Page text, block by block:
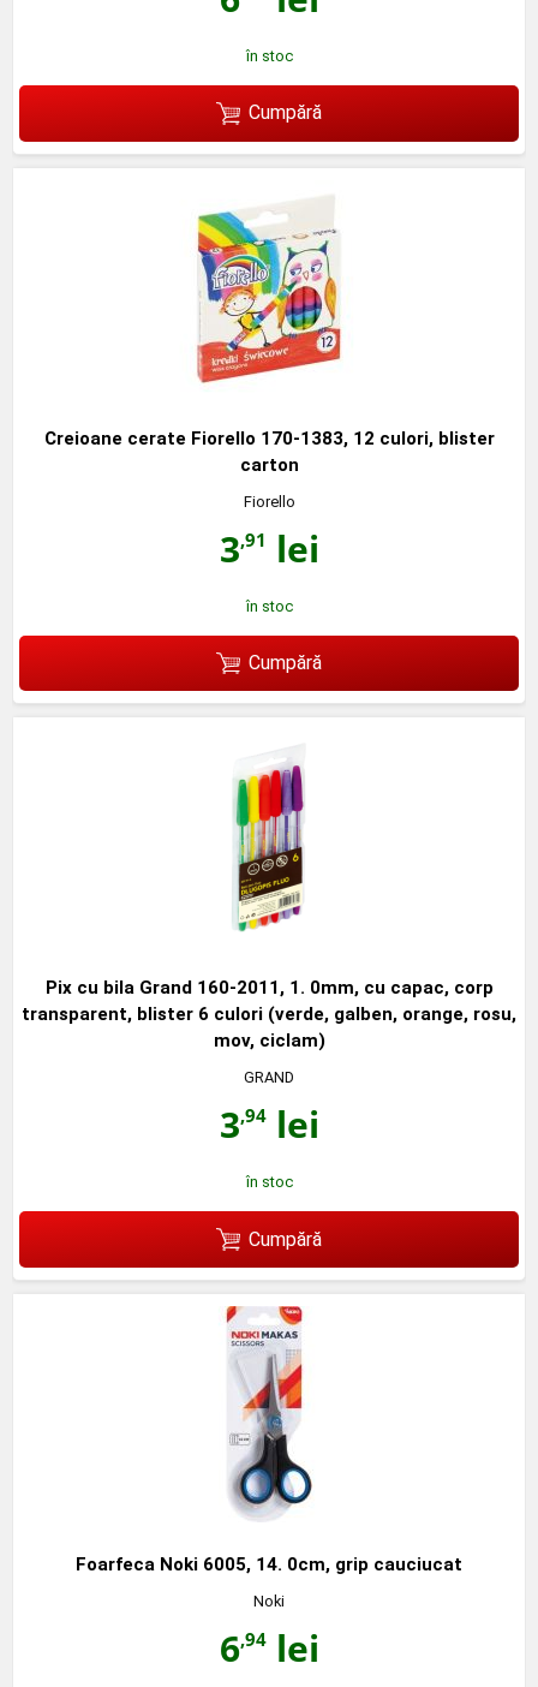
în stoc
Cumpără
Creioane cerate Fiorello 170-1383, 12 culori, blister
carton
Fiorello
3,91 lei
în stoc
Cumpără
Pix cu bila Grand 160-2011, 1. 0mm, cu capac, corp
transparent, blister 6 culori (verde, galben, orange, rosu,
mov, ciclam)
GRAND
3,94lei
în stoc
Cumpără
Foarfeca Noki 6005, 14. 0cm, grip cauciucat
Noki
6,94lei